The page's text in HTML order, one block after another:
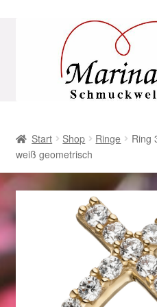
Navigation
AGB
Beispiel-Seite
Datenschutz
Geschenke zu Ostern 2023
Geschenke zu Ostern 2024
Start Shop Ringe
Ring
weiß geometrisch